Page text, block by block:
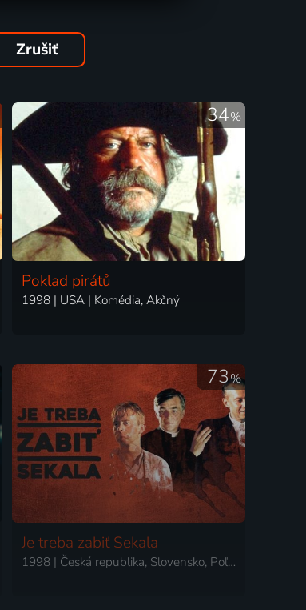
Zrušiť
34%
Poklad pirátů
1998 | USA | Komédia, Akčný
73%
Je treba zabiť Sekala
1998 | Česká republika, Slovensko, Poľsko, Francúzsko | Dráma